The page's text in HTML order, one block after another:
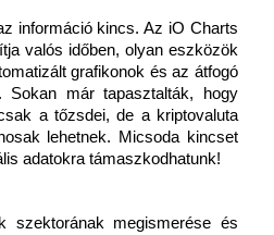
információ kincs. Az iO Charts
valós időben, olyan eszközök
grafikonok és az átfogó
Sokan már tapasztalták, hogy
a tőzsdei, de a kriptovaluta
lehetnek. Micsoda kincset
adatokra támaszkodhatunk!
szektorának megismerése és